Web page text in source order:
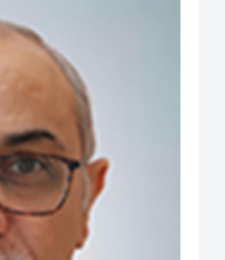
والعلوم التطبيقية، مجلة
في شبكة الخبراء الإقليمية
درجة الدكتوراه. من كلية
والبكالوريوس في الاقتصاد من